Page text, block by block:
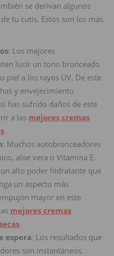
se derivan algunos
tu cutis. Estos son los más
: Los mejores
lucir un tono bronceado
piel a los rayos UV. De este
y envejecimiento
has sufrido daños de este
a las mejores cremas
.
: Muchos autobronceadores
aloe vera o Vitamina E.
alto poder hidratante que
un aspecto más
mayor en este
mejores cremas
.
espera: Los resultados que
son instantáneos.